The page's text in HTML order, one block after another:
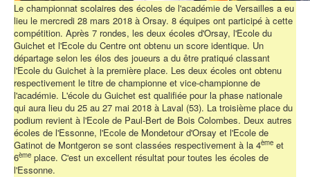
Le championnat scolaires des écoles de l'académie de Versailles a eu
lieu le mercredi 28 mars 2018 à Orsay. 8 équipes ont participé à cette
compétition. Après 7 rondes, les deux écoles d'Orsay, l'Ecole du
Guichet et l'Ecole du Centre ont obtenu un score identique. Un
départage selon les élos des joueurs a du être pratiqué classant
l'Ecole du Guichet à la première place. Les deux écoles ont obtenu
respectivement le titre de championne et vice-championne de
l'académie. L'école du Guichet est qualifiée pour la phase nationale
qui aura lieu du 25 au 27 mai 2018 à Laval (53). La troisième place du
podium revient à l'Ecole de Paul-Bert de Bois Colombes. Deux autres
écoles de l'Essonne, l'Ecole de Mondetour d'Orsay et l'Ecole de
Gatinot de Montgeron se sont classées respectivement à la 4ème et
6ème place. C'est un excellent résultat pour toutes les écoles de
l'Essonne.